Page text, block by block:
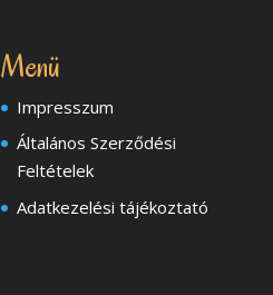
Menü
Impresszum
Általános Szerződési
Feltételek
Adatkezelési tájékoztató